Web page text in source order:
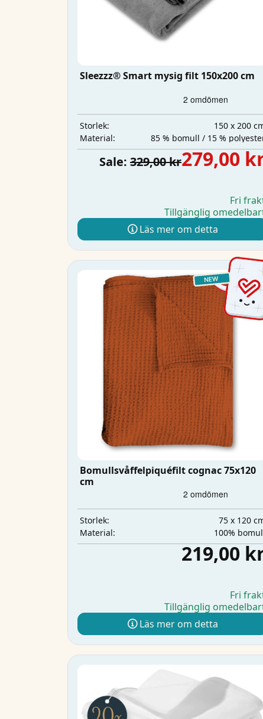
Sleezzz® Smart mysig filt 150x200 cm
Storlek:
150 x 200
Material:
85 % bomull / 15 %
Sale: 329,00 kr279,00
Fri
Tillgänglig
Läs mer om detta
Bomullsvåffelpiquéfilt cognac 75x120
cm
Storlek:
75 x 120
Material:
100%
219,00
Fri
Tillgänglig
Läs mer om detta